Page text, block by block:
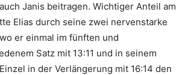
Janis beitragen. Wichtiger Anteil am
Elias durch seine zwei nervenstarke
er einmal im fünften und
Satz mit 13:11 und in seinem
in der Verlängerung mit 16:14 den